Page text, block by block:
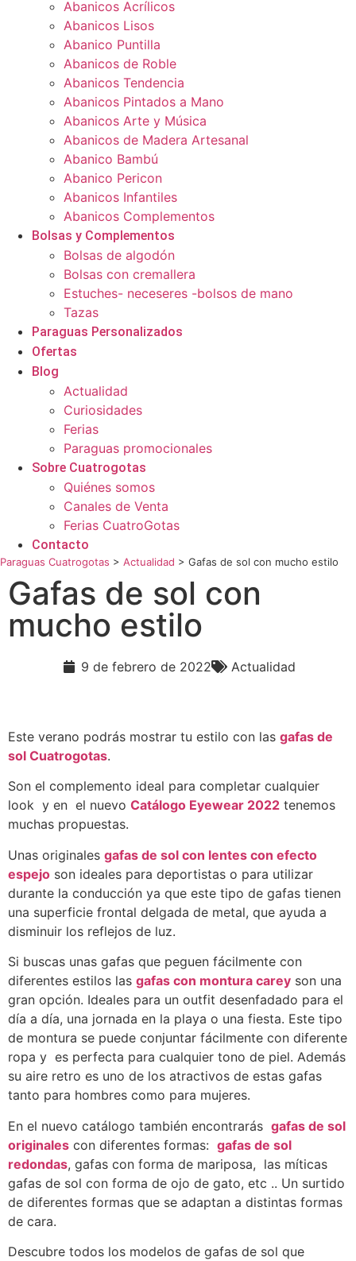
Abanicos Acrílicos
Abanicos Lisos
Abanico Puntilla
Abanicos de Roble
Abanicos Tendencia
Abanicos Pintados a Mano
Abanicos Arte y Música
Abanicos de Madera Artesanal
Abanico Bambú
Abanico Pericon
Abanicos Infantiles
Abanicos Complementos
Bolsas y Complementos
Bolsas de algodón
Bolsas con cremallera
Estuches- neceseres -bolsos de mano
Tazas
Paraguas Personalizados
Ofertas
Blog
Actualidad
Curiosidades
Ferias
Paraguas promocionales
Sobre Cuatrogotas
Quiénes somos
Canales de Venta
Ferias CuatroGotas
Contacto
Paraguas Cuatrogotas > Actualidad > Gafas de sol con mucho estilo
Gafas de sol con
mucho estilo
9 de febrero de 2022 Actualidad
Este verano podrás mostrar tu estilo con las gafas de
sol Cuatrogotas.
Son el complemento ideal para completar cualquier
look y en el nuevo Catálogo Eyewear 2022 tenemos
muchas propuestas.
Unas originales gafas de sol con lentes con efecto
espejo son ideales para deportistas o para utilizar
durante la conducción ya que este tipo de gafas tienen
una superficie frontal delgada de metal, que ayuda a
disminuir los reflejos de luz.
Si buscas unas gafas que peguen fácilmente con
diferentes estilos las gafas con montura carey son una
gran opción. Ideales para un outfit desenfadado para el
día a día, una jornada en la playa o una fiesta. Este tipo
de montura se puede conjuntar fácilmente con diferente
ropa y es perfecta para cualquier tono de piel. Además
su aire retro es uno de los atractivos de estas gafas
tanto para hombres como para mujeres.
En el nuevo catálogo también encontrarás gafas de sol
originales con diferentes formas: gafas de sol
redondas, gafas con forma de mariposa, las míticas
gafas de sol con forma de ojo de gato, etc .. Un surtido
de diferentes formas que se adaptan a distintas formas
de cara.
Descubre todos los modelos de gafas de sol que